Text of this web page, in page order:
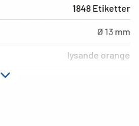
1848 Etiketter
Ø 13 mm
lysande orange